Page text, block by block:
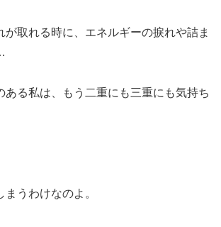
が取れる時に、エネルギーの捩れや詰ま
ある私は、もう二重にも三重にも気持ち
うわけなのよ。